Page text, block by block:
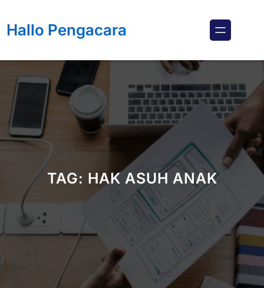
konten
Hallo Pengacara
TAG: HAK ASUH ANAK